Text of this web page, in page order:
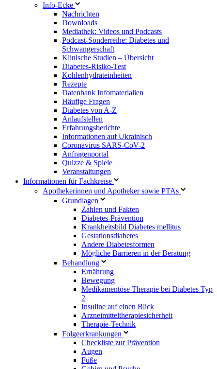
Info-Ecke
Nachrichten
Downloads
Mediathek: Videos und Podcasts
Podcast-Sonderreihe: Diabetes und
Schwangerschaft
Klinische Studien – Übersicht
Diabetes-Risiko-Test
Kohlenhydrateinheiten
Rezepte
Datenbank Infomaterialien
Häufige Fragen
Diabetes von A-Z
Anlaufstellen
Erfahrungsberichte
Informationen auf Ukrainisch
Coronavirus SARS-CoV-2
Anfragenportal
Quizze & Spiele
Veranstaltungen
Informationen für Fachkreise
Apothekerinnen und Apotheker sowie PTAs
Grundlagen
Zahlen und Fakten
Diabetes-Prävention
Krankheitsbild Diabetes mellitus
Gestationsdiabetes
Andere Diabetesformen
Mögliche Barrieren in der Beratung
Behandlung
Ernährung
Bewegung
Medikamentöse Therapie bei Diabetes Typ
2
Insuline auf einen Blick
Arzneimitteltherapie­sicherheit
Therapie-Technik
Fol­ge­er­kran­kun­gen
Checkliste zur Prävention
Augen
Füße